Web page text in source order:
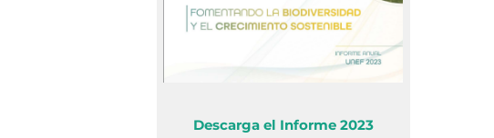
Descarga el Informe 2023